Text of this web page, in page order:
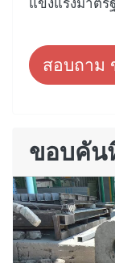
สอบถาม
ขอบคัน